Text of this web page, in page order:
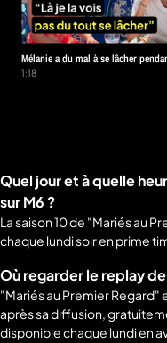
Mélanie a du mal à se lâcher
voyage de noces…
1:18
Quel jour et à quelle
sur M6 ?
La saison 10 de "Mariés au
chaque lundi soir en prime
Où regarder le replay
"Mariés au Premier Regard"
après sa diffusion,
disponible chaque lundi en